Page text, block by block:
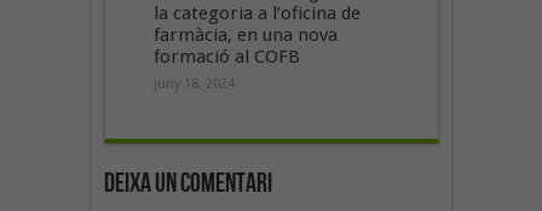
la categoria a l’oficina de
farmàcia, en una nova
formació al COFB
juny 18, 2024
Deixa un Comentari